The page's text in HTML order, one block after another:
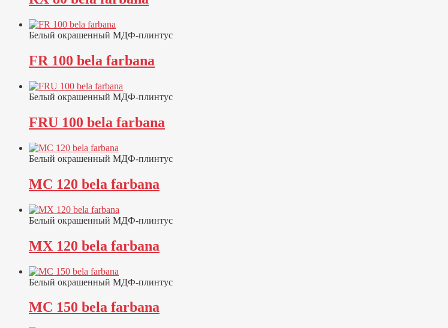
Белый окрашенный МДФ-плинтус
FR 100 bela farbana
Белый окрашенный МДФ-плинтус
FRU 100 bela farbana
Белый окрашенный МДФ-плинтус
MC 120 bela farbana
Белый окрашенный МДФ-плинтус
MX 120 bela farbana
Белый окрашенный МДФ-плинтус
MC 150 bela farbana